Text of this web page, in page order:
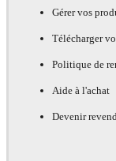
Gérer vos
Télécharger
Politique de
Aide à l'achat
Devenir